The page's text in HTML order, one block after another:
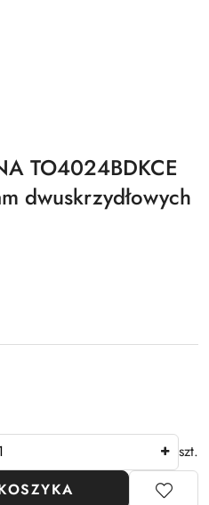
TO4024BDKCE
dwuskrzydłowych
szt.